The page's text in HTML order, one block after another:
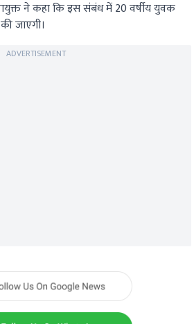
ने कहा कि इस संबंध में 20 वर्षीय युवक
जाएगी।
ADVERTISEMENT